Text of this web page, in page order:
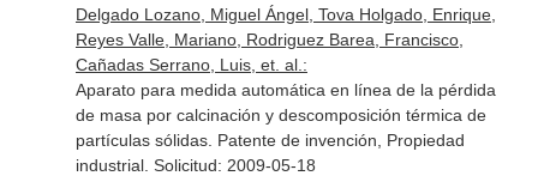
Delgado Lozano, Miguel Ángel, Tova Holgado, Enrique,
Reyes Valle, Mariano, Rodriguez Barea, Francisco,
Cañadas Serrano, Luis, et. al.:
Aparato para medida automática en línea de la pérdida
de masa por calcinación y descomposición térmica de
partículas sólidas. Patente de invención, Propiedad
industrial. Solicitud: 2009-05-18